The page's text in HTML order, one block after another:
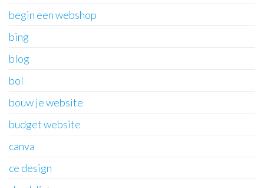
begin een webshop
bing
blog
bol
bouw je website
budget website
canva
ce design